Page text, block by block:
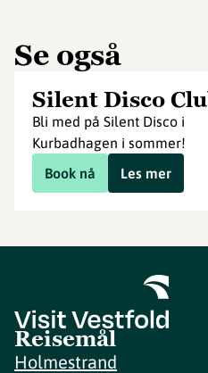
Se også
Silent Disco
Bli med på Silent Disco i
Kurbadhagen i sommer!
Book nå
Les mer
Reisemål
Holmestrand